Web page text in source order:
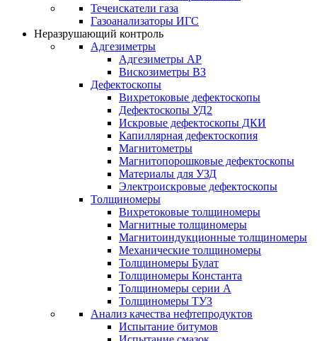
Течеискатели газа
Газоанализаторы ИГС
Неразрушающий контроль
Адгезиметры
Адгезиметры АР
Вискозиметры ВЗ
Дефектоскопы
Вихретоковые дефектоскопы
Дефектоскопы УД2
Искровые дефектоскопы ДКИ
Капиллярная дефектоскопия
Магнитометры
Магнитопорошковые дефектоскопы
Материалы для УЗД
Электроискровые дефектоскопы
Толщиномеры
Вихретоковые толщиномеры
Магнитные толщиномеры
Магнитоиндукционные толщиномеры
Механические толщиномеры
Толщиномеры Булат
Толщиномеры Константа
Толщиномеры серии А
Толщиномеры ТУЗ
Анализ качества нефтепродуктов
Испытание битумов